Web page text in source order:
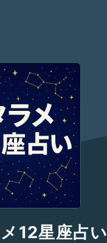
12星座占い